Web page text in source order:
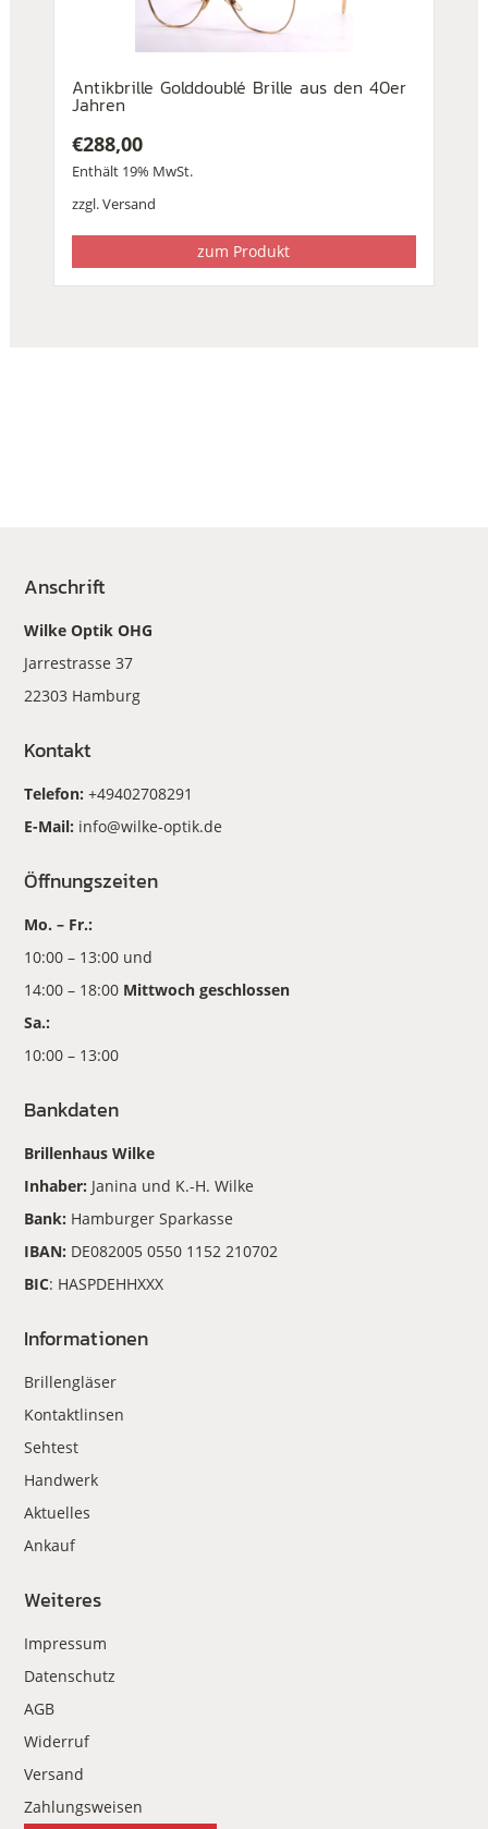
Antikbrille Golddoublé Brille aus den 40er
Jahren
€288,00
Enthält 19% MwSt.
zzgl.Versand
zum Produkt
Anschrift
Wilke Optik OHG
Jarrestrasse 37
22303 Hamburg
Kontakt
Telefon:+49402708291
E-Mail: info@wilke-optik.de
Öffnungszeiten
Mo. – Fr.:
10:00 – 13:00 und
14:00 – 18:00 Mittwoch geschlossen
Sa.:
10:00 – 13:00
Bankdaten
Brillenhaus Wilke
Inhaber: Janina und K.-H. Wilke
Bank: Hamburger Sparkasse
IBAN: DE082005 0550 1152 210702
BIC: HASPDEHHXXX
Informationen
Brillengläser
Kontaktlinsen
Sehtest
Handwerk
Aktuelles
Ankauf
Weiteres
Impressum
Datenschutz
AGB
Widerruf
Versand
Zahlungsweisen